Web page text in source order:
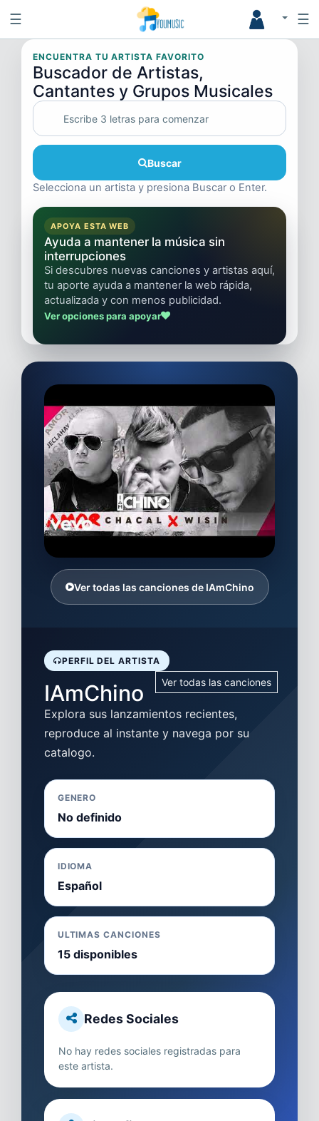
☰ ☰
ENCUENTRA TU ARTISTA FAVORITO
Buscador de Artistas,
Cantantes y Grupos Musicales
Buscar
Selecciona un artista y presiona Buscar o Enter.
APOYA ESTA WEB
Ayuda a mantener la música sin
interrupciones
Si descubres nuevas canciones y artistas aquí,
tu aporte ayuda a mantener la web rápida,
actualizada y con menos publicidad.
Ver opciones para apoyar
Ver todas las canciones de IAmChino
PERFIL DEL ARTISTA
IAmChino Ver todas las canciones
Explora sus lanzamientos recientes,
reproduce al instante y navega por su
catalogo.
GENERO
No definido
IDIOMA
Español
ULTIMAS CANCIONES
15 disponibles
Redes Sociales
No hay redes sociales registradas para
este artista.